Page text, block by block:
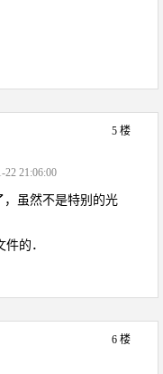
5 楼
22 21:06:00
，虽然不是特别的光
的．
6 楼